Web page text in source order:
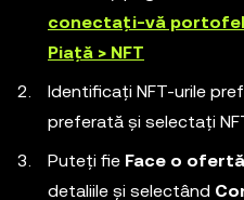
conectați-vă
Piață > NFT
Identificați NFT-urile
preferată și selectați
Puteți fie Face o ofertă
detaliile și selectând